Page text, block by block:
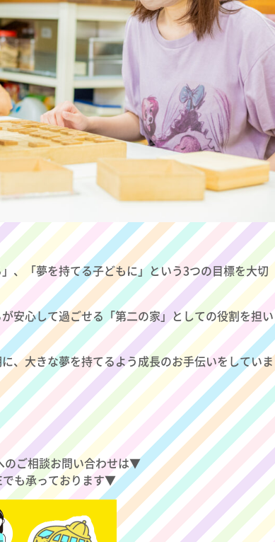
、「夢を持てる子どもに」という3つの目標を大切
安心して過ごせる「第二の家」としての役割を担い
、大きな夢を持てるよう成長のお手伝いをしていま
ご相談お問い合わせは▼
も承っております▼